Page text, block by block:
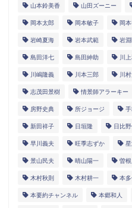
山本鈴美香 山田ズーニー
岡本太郎 岡本敏子 岡
岩崎夏海 岩本武範 岩
島田洋七 島田紳助 川
川嶋隆義 川本三郎 川
志茂田景樹 情景師アラーキー
房野史典 所ジョージ
新田祥子 日垣隆 日比
早川義夫 旺季志ずか
景山民夫 晴山陽一 曽根
木村秋則 木村耕一 本
本要約チャンネル 本郷和人